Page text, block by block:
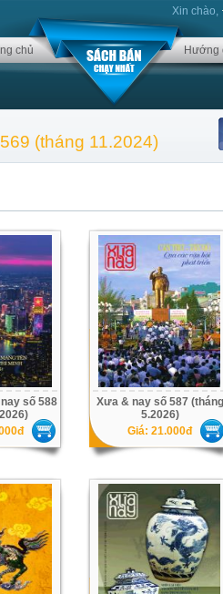
Xin chào,
chủ Hướng
(tháng 11.2024)
số 588
Xưa & nay số 587 (tháng
5.2026)
Giá: 21.000đ